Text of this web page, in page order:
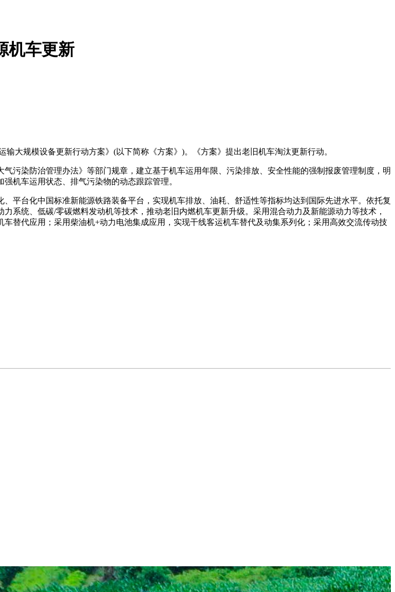
机车更新
规模设备更新行动方案》(以下简称《方案》)。《方案》提出老旧机车淘汰更新行动。
染防治管理办法》等部门规章，建立基于机车运用年限、污染排放、安全性能的强制报废管理制度，明
机车运用状态、排气污染物的动态跟踪管理。
台化中国标准新能源铁路装备平台，实现机车排放、油耗、舒适性等指标均达到国际先进水平。依托复
系统、低碳/零碳燃料发动机等技术，推动老旧内燃机车更新升级。采用混合动力及新能源动力等技术，
替代应用；采用柴油机+动力电池集成应用，实现干线客运机车替代及动集系列化；采用高效交流传动技